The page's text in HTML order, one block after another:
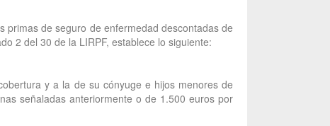
primas de seguro de enfermedad descontadas de
2 del 30 de la LIRPF, establece lo siguiente:
y a la de su cónyuge e hijos menores de
señaladas anteriormente o de 1.500 euros por